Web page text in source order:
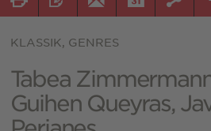
KLASSIK, GENRES
Tabea
Guihen Queyras,